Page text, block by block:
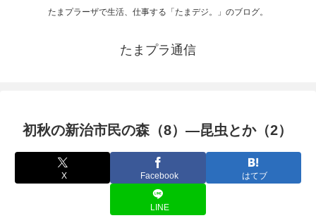
たまプラーザで生活、仕事する「たまデジ。」のブログ。
たまプラ通信
初秋の新治市民の森（8）―昆虫とか（2）
X Facebook はてブ
LINE